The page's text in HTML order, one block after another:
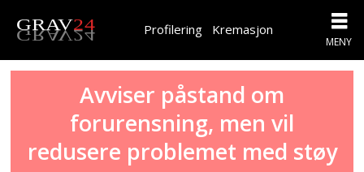
Profilering Kremasjon
Avviser påstand om
forurensning, men vil
redusere problemet med støy